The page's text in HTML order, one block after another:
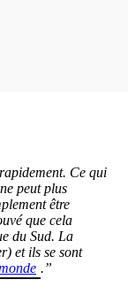
Ce qui
peut plus
être
que cela
du Sud. La
et ils se sont
.”